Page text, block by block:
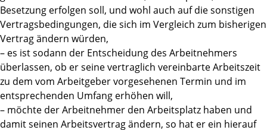
Besetzung erfolgen soll, und wohl auch auf die sonstigen
Vertragsbedingungen, die sich im Vergleich zum bisherigen
Vertrag ändern würden,
– es ist sodann der Entscheidung des Arbeitnehmers
überlassen, ob er seine vertraglich vereinbarte Arbeitszeit
zu dem vom Arbeitgeber vorgesehenen Termin und im
entsprechenden Umfang erhöhen will,
– möchte der Arbeitnehmer den Arbeitsplatz haben und
damit seinen Arbeitsvertrag ändern, so hat er ein hierauf